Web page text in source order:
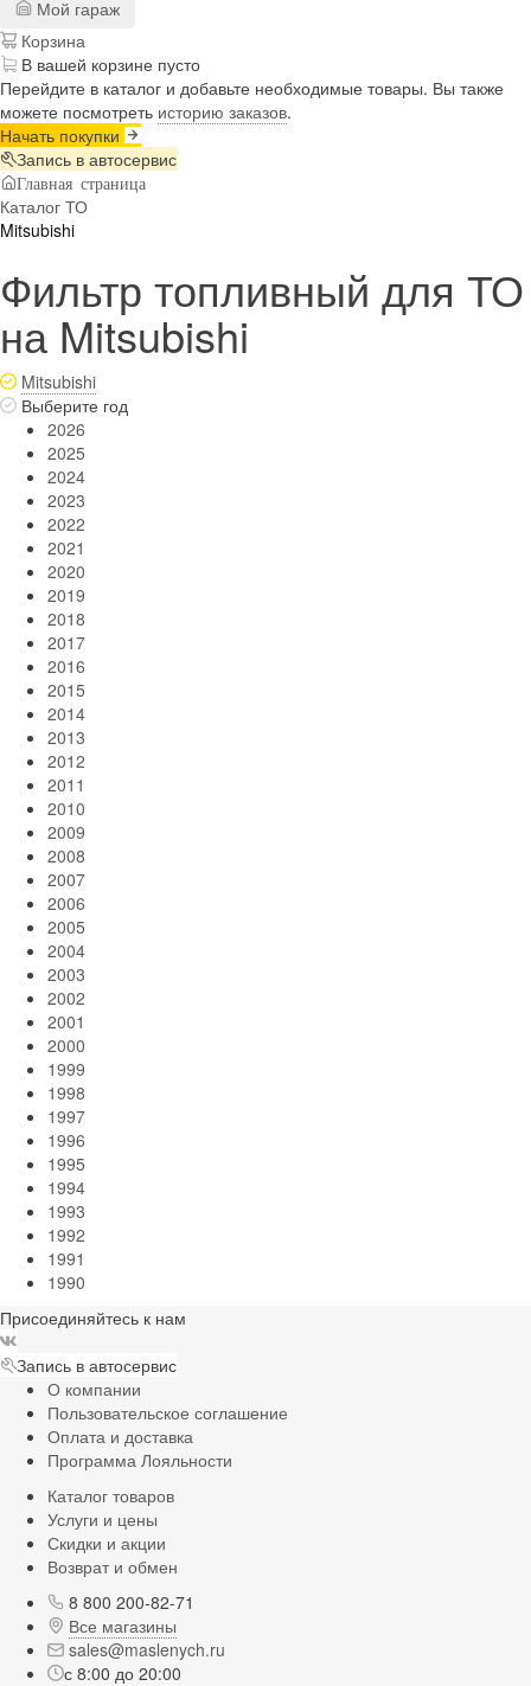
Мой гараж
Корзина
В вашей корзине пусто
Перейдите в каталог и добавьте необходимые товары. Вы также
можете посмотреть историю заказов.
Начать покупки
Запись в автосервис
Главная страница
Каталог ТО
Mitsubishi
Фильтр топливный для ТО
на Mitsubishi
Mitsubishi
Выберите год
2026
2025
2024
2023
2022
2021
2020
2019
2018
2017
2016
2015
2014
2013
2012
2011
2010
2009
2008
2007
2006
2005
2004
2003
2002
2001
2000
1999
1998
1997
1996
1995
1994
1993
1992
1991
1990
Присоединяйтесь к нам
Запись в автосервис
О компании
Пользовательское соглашение
Оплата и доставка
Программа Лояльности
Каталог товаров
Услуги и цены
Скидки и акции
Возврат и обмен
8 800 200-82-71
Все магазины
sales@maslenych.ru
с 8:00 до 20:00